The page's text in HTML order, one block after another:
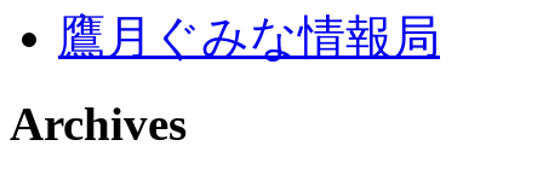
鷹月ぐみな情報局
Archives